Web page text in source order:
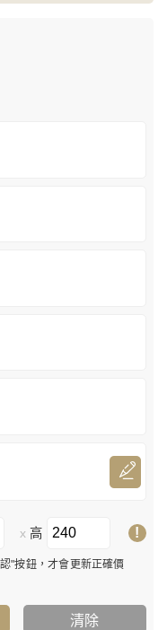
x 高 !
"按鈕，才會更新正確價
清除